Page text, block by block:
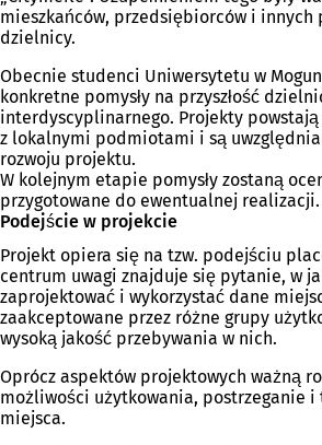
mieszkańców, przedsiębiorców i innych
dzielnicy.
Obecnie studenci Uniwersytetu w
konkretne pomysły na przyszłość
interdyscyplinarnego. Projekty powstają
z lokalnymi podmiotami i są
rozwoju projektu.
W kolejnym etapie pomysły zostaną
przygotowane do ewentualnej realizacji.
Podejście w projekcie
Projekt opiera się na tzw. podejściu
centrum uwagi znajduje się pytanie, w
zaprojektować i wykorzystać dane
zaakceptowane przez różne grupy
wysoką jakość przebywania w nich.
Oprócz aspektów projektowych ważną
możliwości użytkowania, postrzeganie i
miejsca.